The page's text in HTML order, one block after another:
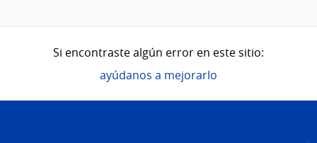
Si encontraste algún error en este sitio:
ayúdanos a mejorarlo
de